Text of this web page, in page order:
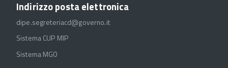
Indirizzo posta elettronica
dipe.segreteriacd@governo.it
Sistema CUP MIP
Sistema MGO